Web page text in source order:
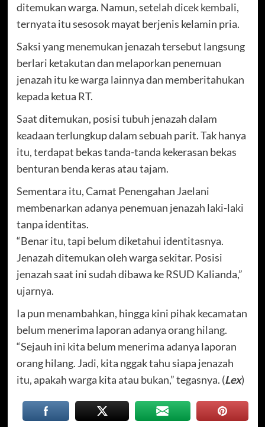
ditemukan warga. Namun, setelah dicek kembali,
ternyata itu sesosok mayat berjenis kelamin pria.
Saksi yang menemukan jenazah tersebut langsung
berlari ketakutan dan melaporkan penemuan
jenazah itu ke warga lainnya dan memberitahukan
kepada ketua RT.
Saat ditemukan, posisi tubuh jenazah dalam
keadaan terlungkup dalam sebuah parit. Tak hanya
itu, terdapat bekas tanda-tanda kekerasan bekas
benturan benda keras atau tajam.
Sementara itu, Camat Penengahan Jaelani
membenarkan adanya penemuan jenazah laki-laki
tanpa identitas.
“Benar itu, tapi belum diketahui identitasnya.
Jenazah ditemukan oleh warga sekitar. Posisi
jenazah saat ini sudah dibawa ke RSUD Kalianda,”
ujarnya.
Ia pun menambahkan, hingga kini pihak kecamatan
belum menerima laporan adanya orang hilang.
“Sejauh ini kita belum menerima adanya laporan
orang hilang. Jadi, kita nggak tahu siapa jenazah
itu, apakah warga kita atau bukan,” tegasnya. (Lex)